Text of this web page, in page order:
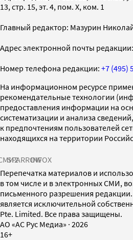
13, стр. 15, эт. 4, пом. X, ком. 1
Главный редактор: Мазурин
Адрес электронной почты редакции:
Номер телефона редакции: +7 (495)
На информационном ресурсе
рекомендательные технологии
предоставления информации на
систематизации и анализа
к предпочтениям пользователей
находящихся на территории
SPARROWINFOX
Перепечатка материалов и
в том числе и в электронных СМИ,
письменного разрешения
является исключительной
Pte. Limited. Все права защищены.
AO «АС Рус Медиа» · 2026
16+